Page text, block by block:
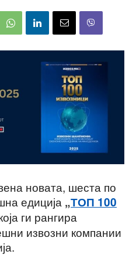
новата, шеста по
едиција „ТОП 100
ги рангира
извозни компании